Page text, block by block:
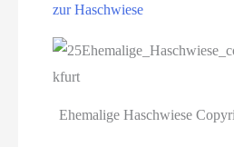
zur Haschwiese
Ehemalige Haschwiese